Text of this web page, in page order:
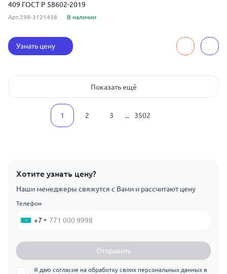
409 ГОСТ Р 58602-2019
Арт.598-3121438 В наличии
Узнать цену
Показать ещё
1 2 3 ... 3502
Хотите узнать цену?
Наши менеджеры свяжутся с Вами и рассчитают цену
Телефон
+7
Отправить
Я даю согласие на обработку своих персональных данных в